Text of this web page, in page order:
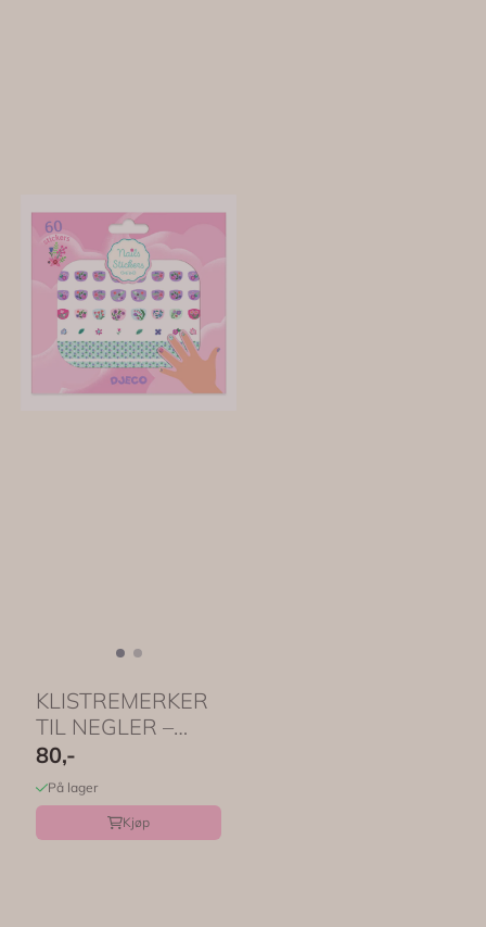
KLISTREMERKER
TIL NEGLER –
Petite Fleur – 60 ...
80,-
På lager
Kjøp